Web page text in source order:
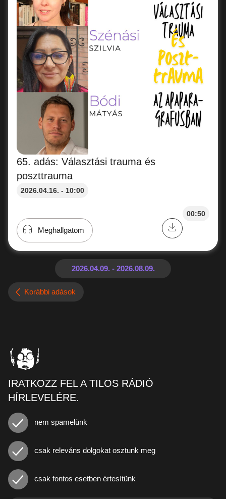
65. adás: Választási trauma és
poszttrauma
2026.04.16. - 10:00
00:50
Meghallgatom
Korábbi adások
IRATKOZZ FEL A TILOS RÁDIÓ
HÍRLEVELÉRE.
nem spamelünk
csak releváns dolgokat osztunk meg
csak fontos esetben értesítünk